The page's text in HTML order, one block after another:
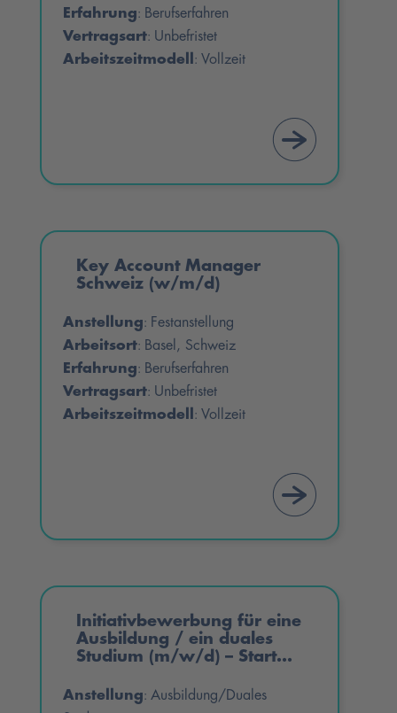
Erfahrung: Berufserfahren
Vertragsart: Unbefristet
Arbeitszeitmodell
: Vollzeit
Key Account Manager
Schweiz (w/m/d)
Anstellung: Festanstellung
Arbeitsort: Basel, Schweiz
Erfahrung: Berufserfahren
Vertragsart: Unbefristet
Arbeitszeitmodell
: Vollzeit
Initiativbewerbung für eine
Ausbildung / ein duales
Studium (m/w/d) – Start
Anstellung: Ausbildung/Duales